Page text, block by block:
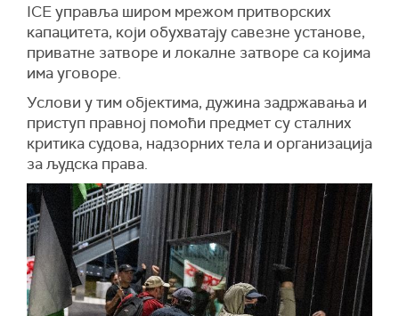
ICE управља широм мрежом притворских
капацитета, који обухватају савезне установе,
приватне затворе и локалне затворе са којима
има уговоре.
Услови у тим објектима, дужина задржавања и
приступ правној помоћи предмет су сталних
критика судова, надзорних тела и организација
за људска права.